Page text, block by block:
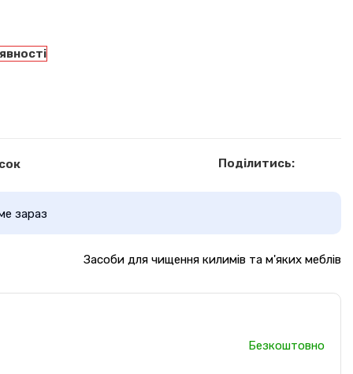
Поділитись:
зараз
Засоби для чищення килимів та м'яких меблів
Безкоштовно